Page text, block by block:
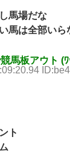
馬場だな
馬は全部いら
馬板アウト (
ト